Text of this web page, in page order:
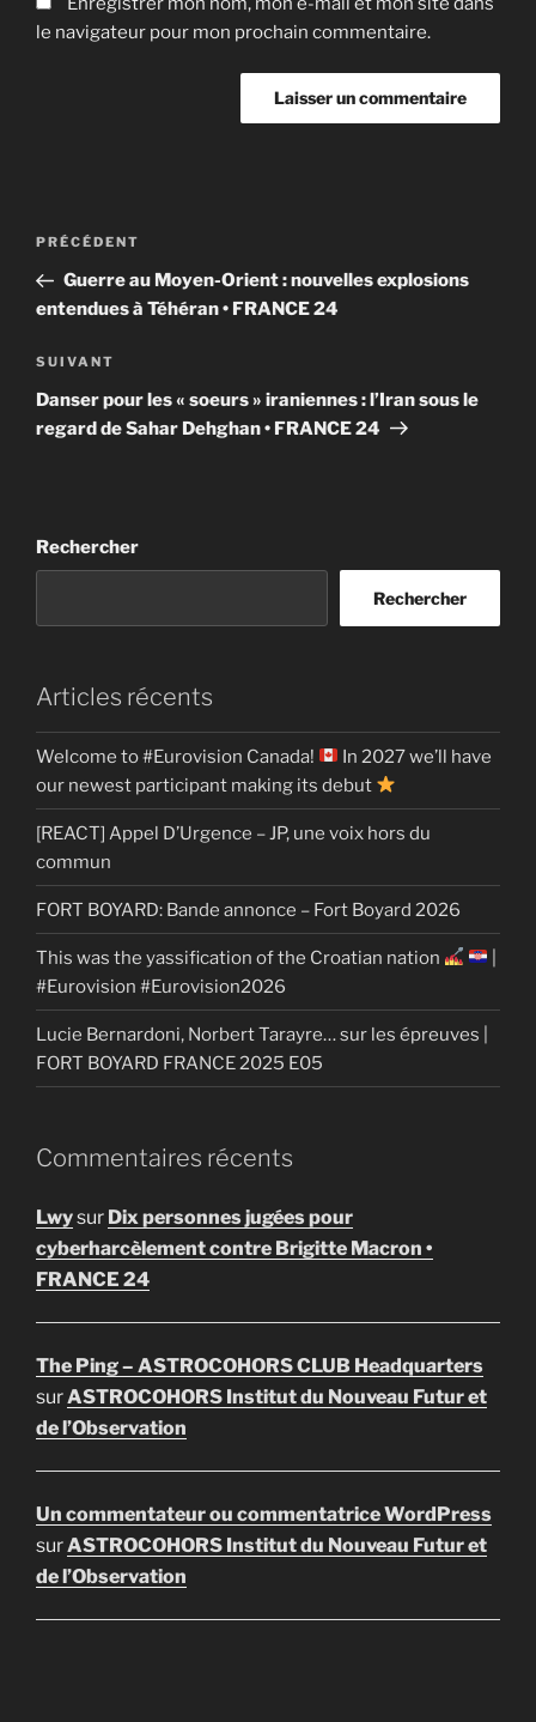
le navigateur pour mon prochain commentaire.
Navigation
l’article
Article
précédent
PRÉCÉDENT
Guerre au Moyen-Orient : nouvelles explosions
entendues à Téhéran • FRANCE 24
Article
suivant
SUIVANT
Danser pour les « soeurs » iraniennes : l’Iran sous le
regard de Sahar Dehghan • FRANCE 24
Rechercher
Rechercher
Articles récents
Welcome to #Eurovision Canada!
In 2027 we’ll have
our newest participant making its debut
[REACT] Appel D’Urgence – JP, une voix hors du
commun
FORT BOYARD: Bande annonce – Fort Boyard 2026
This was the yassification of the Croatian nation
#Eurovision #Eurovision2026
Lucie Bernardoni, Norbert Tarayre… sur les épreuves |
FORT BOYARD FRANCE 2025 E05
Commentaires récents
Lwysur Dix personnes jugées pour
cyberharcèlement contre Brigitte Macron •
FRANCE 24
The Ping – ASTROCOHORS CLUB Headquarters
surASTROCOHORS Institut du Nouveau Futur et
de l’Observation
Un commentateur ou commentatrice WordPress
surASTROCOHORS Institut du Nouveau Futur et
de l’Observation